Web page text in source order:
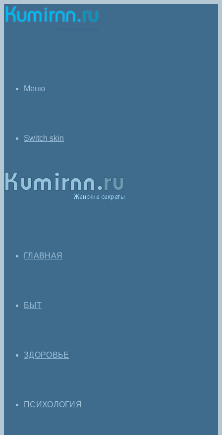
Меню
Switch skin
ГЛАВНАЯ
БЫТ
ЗДОРОВЬЕ
ПСИХОЛОГИЯ